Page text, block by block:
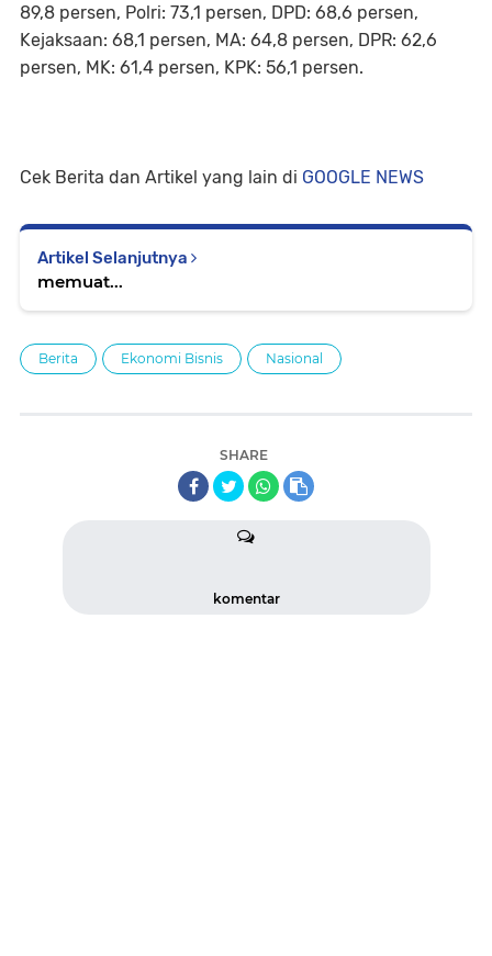
89,8 persen, Polri: 73,1 persen, DPD: 68,6 persen,
Kejaksaan: 68,1 persen, MA: 64,8 persen, DPR: 62,6
persen, MK: 61,4 persen, KPK: 56,1 persen.
Cek Berita dan Artikel yang lain di GOOGLE NEWS
Artikel Selanjutnya
memuat...
Berita Ekonomi Bisnis Nasional
SHARE
komentar